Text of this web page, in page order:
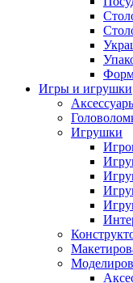
Игры и игрушки
Игрушки